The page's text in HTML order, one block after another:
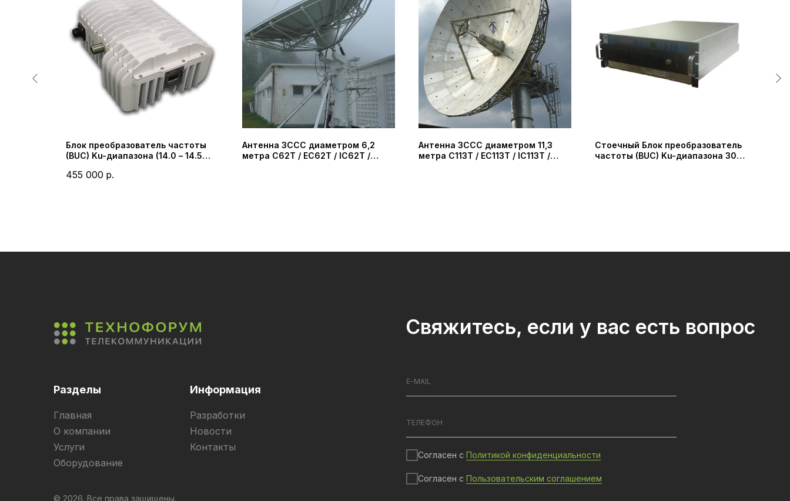
Блок преобразователь частоты
(BUC) Ku-диапазона (14.0 – 14.5
Micro Devices Inc (New Japan
455 000 р.
Антенна ЗССС диаметром 6,2
метра C62T / EC62T / IC62T /
Антенна ЗССС диаметром 11,3
метра C113T / EC113T / IC113T /
Стоечный Блок преобразователь
частоты (BUC) Ku-диапазона 300
Разделы Информация
Главная
О компании
Услуги
Оборудование
Разработки
Новости
Контакты
© 2026. Все права защищены.
Согласен с Политикой конфиденциальности
Согласен с Пользовательским соглашением
Свяжитесь, если у вас есть вопрос